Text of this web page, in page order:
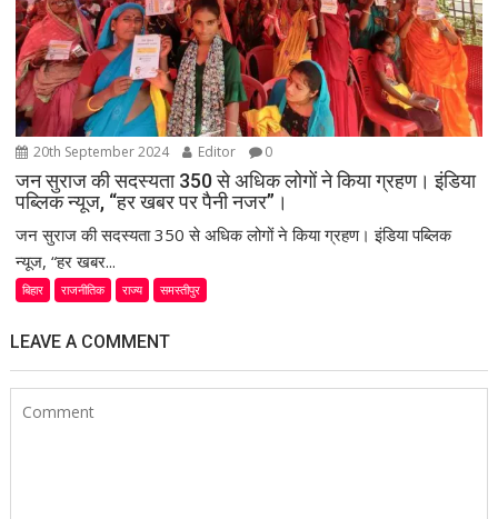
20th September 2024 Editor 0
जन सुराज की सदस्यता 350 से अधिक लोगों ने किया ग्रहण। इंडिया
पब्लिक न्यूज, “हर खबर पर पैनी नजर”।
जन सुराज की सदस्यता 350 से अधिक लोगों ने किया ग्रहण। इंडिया पब्लिक
न्यूज, “हर खबर...
बिहार राजनीतिक राज्य समस्तीपुर
LEAVE A COMMENT